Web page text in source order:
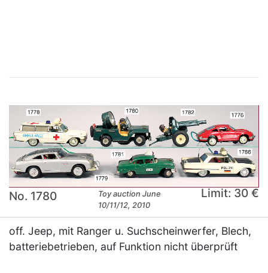
No. 1780
Toy auction June
10/11/12, 2010
Limit: 30 €
off. Jeep, mit Ranger u. Suchscheinwerfer, Blech,
batteriebetrieben, auf Funktion nicht überprüft